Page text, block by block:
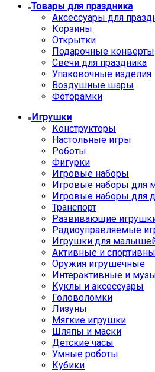
Товары для праздника
Аксессуары для
Корзины
Открытки
Подарочные конверты
Свечи для праздника
Упаковочные изделия
Воздушные шары
Фоторамки
Игрушки
Конструкторы
Настольные игры
Роботы
Фигурки
Игровые наборы
Игровые наборы для
Игровые наборы для
Транспорт
Развивающие
Радиоуправляемые
Игрушки для
Активные и
Оружия игрушечные
Интерактивные и
Куклы и аксессуары
Головоломки
Лизуны
Мягкие игрушки
Шляпы и маски
Детские часы
Умные роботы
Кубики